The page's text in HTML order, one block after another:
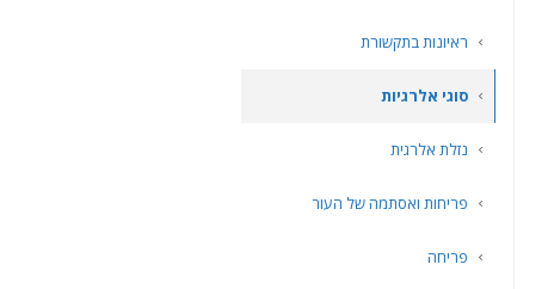
ראיונות בתקשורת
סוגי אלרגיות
נזלת אלרגית
פריחות ואסתמה של העור
פריחה